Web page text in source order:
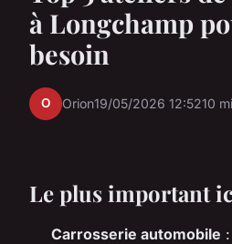
à Longchamp
besoin
O Orion19/05/2026 12:5210
Le plus important
Carrosserie automobile